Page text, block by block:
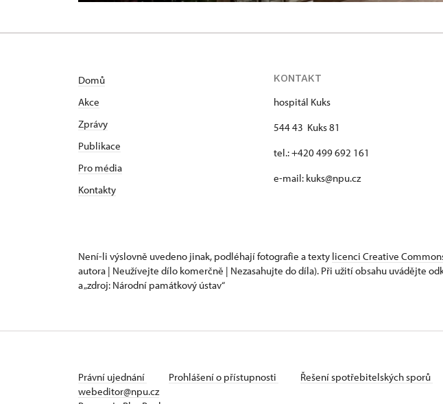
Domů
Akce
Zprávy
Publikace
Pro média
Kontakty
KONTAKT
hospitál Kuks
544 43 Kuks 81
tel.: +420 499 692 161
e-mail: kuks@npu.cz
Není-li výslovně uvedeno jinak, podléhají fotografie a texty licenci Creative
autora | Neužívejte dílo komerčně | Nezasahujte do díla). Při užití obsahu uvádějte
a „zdroj: Národní památkový ústav“
Právní ujednání Prohlášení o přístupnosti Řešení spotřebitelských sporů
webeditor@npu.cz